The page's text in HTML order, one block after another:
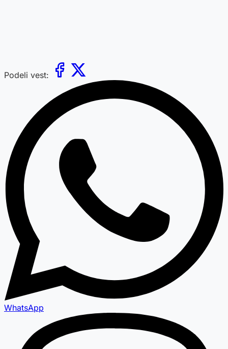
Podeli vest:
WhatsApp